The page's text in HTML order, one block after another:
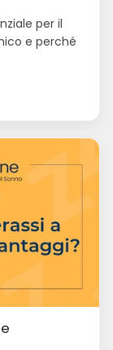
per il
e perché